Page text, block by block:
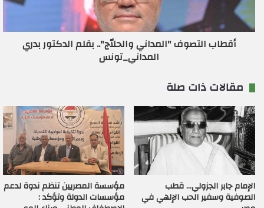
أقطاب التصوف "المداني والحلاّج".. بقلم الدكتور بدري
المداني_تونس
مقالات ذات صلة
الإمام جابر الجزولي… قطب
الصوفية وسفير الحب الإلهي في
مؤسسة المصريين تنظم ندوة لدعم
مؤسسات الدولة وتؤكد :